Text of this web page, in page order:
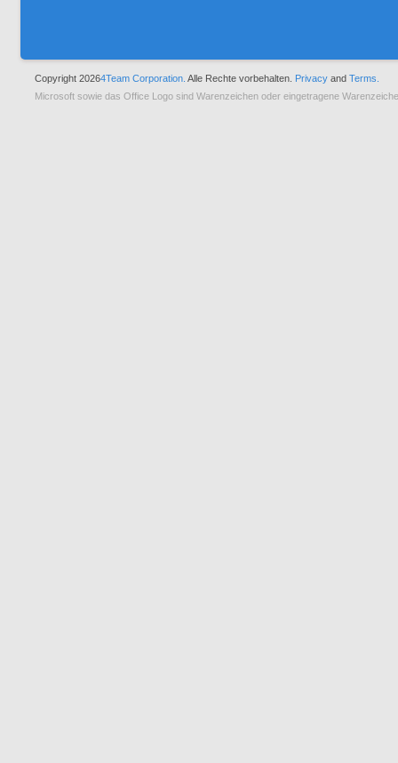
Copyright 20264Team Corporation. Alle Rechte vorbehalten. Privacy and Terms.
Microsoft sowie das Office Logo sind Warenzeichen oder eingetragene